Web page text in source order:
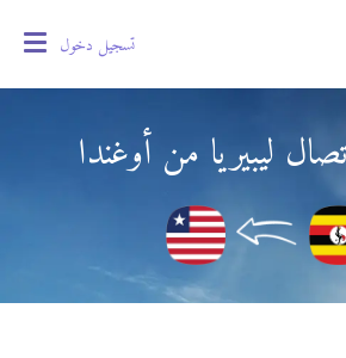
تسجيل دخول
ليبيريا من أوغندا